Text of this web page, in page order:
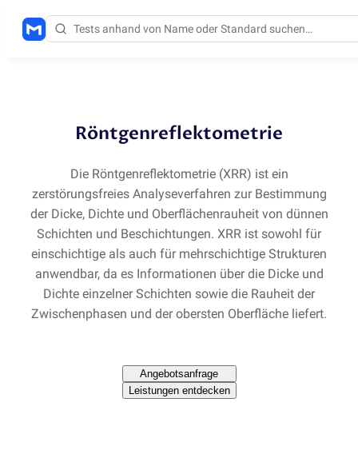
Röntgenreflektometrie
Die Röntgenreflektometrie (XRR) ist ein
zerstörungsfreies Analyseverfahren zur Bestimmung
der Dicke, Dichte und Oberflächenrauheit von dünnen
Schichten und Beschichtungen. XRR ist sowohl für
einschichtige als auch für mehrschichtige Strukturen
anwendbar, da es Informationen über die Dicke und
Dichte einzelner Schichten sowie die Rauheit der
Zwischenphasen und der obersten Oberfläche liefert.
Angebotsanfrage
Leistungen entdecken